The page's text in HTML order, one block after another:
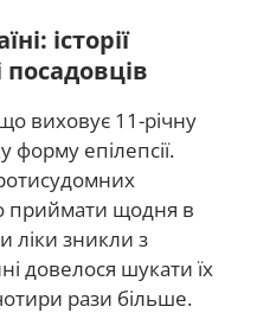
історії
посадовців
виховує 11-річну
форму епілепсії.
приймати щодня в
ліки зникли з
довелося шукати їх
рази більше.